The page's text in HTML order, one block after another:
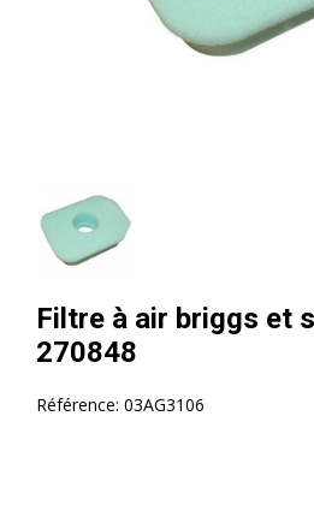
Filtre à air briggs et
270848
Référence: 03AG3106